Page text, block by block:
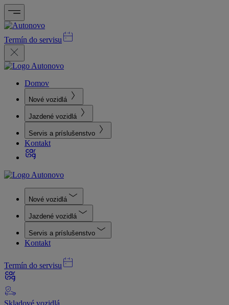
Termín do servisu
Domov
Nové vozidlá
Jazdené vozidlá
Servis a príslušenstvo
Kontakt
Nové vozidlá
Jazdené vozidlá
Servis a príslušenstvo
Kontakt
Termín do servisu
Skladové vozidlá